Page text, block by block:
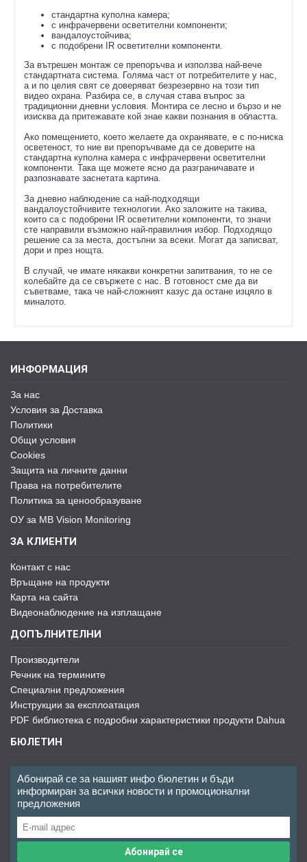
стандартна куполна камера;
с инфрачервени осветителни компоненти;
вандалоустойчива;
с подобрени IR осветителни компоненти.
За вътрешен монтаж се препоръчва и използва най-вече
стандартната система. Голяма част от потребителите у нас,
а и по целия свят се доверяват безрезервно на този тип
видео охрана. Разбира се, в случая става въпрос за
традиционни дневни условия. Монтира се лесно и бързо и не
изисква да притежавате кой знае какви познания в областта.
Ако помещението, което желаете да охранявате, е с по-ниска
осветеност, то ние ви препоръчваме да се доверите на
стандартна куполна камера с инфрачервени осветителни
компоненти. Така ще можете ясно да разграничавате и
разпознавате заснетата картина.
За дневно наблюдение са най-подходящи
вандалоустойчивите технологии. Ако заложите на такива,
които са с подобрени IR осветителни компоненти, то значи
сте направили възможно най-правилния избор. Подходящо
решение са за места, достъпни за всеки. Могат да записват,
дори и през нощта.
В случай, че имате някакви конкретни запитвания, то не се
колебайте да се свържете с нас. В готовност сме да ви
съветваме, така че най-сложният казус да остане изцяло в
миналото.
ИНФОРМАЦИЯ
За нас
Условия за Доставка
Политики
Общи условия
Cookies
Защита на личните данни
Права на потребителите
Политика за ценообразуване
ОУ за MB Vision Monitoring
ЗА КЛИЕНТИ
Контакт с нас
Връщане на продукти
Карта на сайта
Видеонаблюдение на изплащане
ДОПЪЛНИТЕЛНИ
Производители
Речник на термините
Специални предложения
Инструкции за експлоатация
PDF библиотека с подробни характеристики продукти Dahua
БЮЛЕТИН
Абонирай се за нашият инфо бюлетин и бъди
информиран за всички новости и промоционални
предложения
Абонирай се